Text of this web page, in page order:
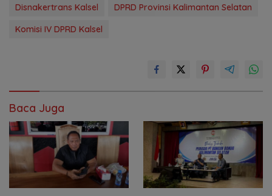
Disnakertrans Kalsel
DPRD Provinsi Kalimantan Selatan
Komisi IV DPRD Kalsel
Baca Juga